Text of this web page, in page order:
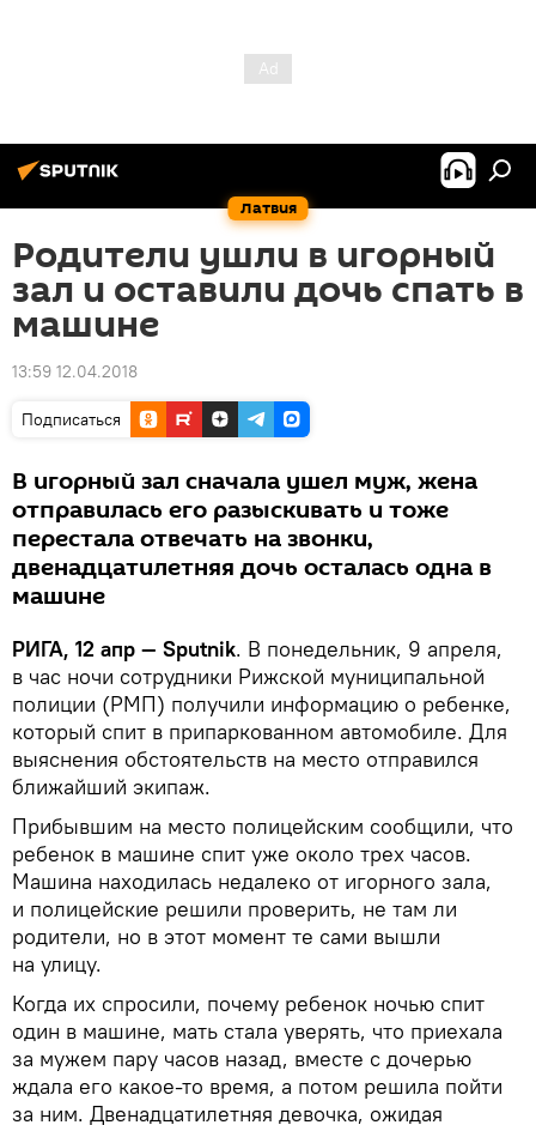
Латвия
Родители ушли в игорный
зал и оставили дочь спать в
машине
13:59 12.04.2018
Подписаться
В игорный зал сначала ушел муж, жена
отправилась его разыскивать и тоже
перестала отвечать на звонки,
двенадцатилетняя дочь осталась одна в
машине
РИГА, 12 апр — Sputnik. В понедельник, 9 апреля,
в час ночи сотрудники Рижской муниципальной
полиции (РМП) получили информацию о ребенке,
который спит в припаркованном автомобиле. Для
выяснения обстоятельств на место отправился
ближайший экипаж.
Прибывшим на место полицейским сообщили, что
ребенок в машине спит уже около трех часов.
Машина находилась недалеко от игорного зала,
и полицейские решили проверить, не там ли
родители, но в этот момент те сами вышли
на улицу.
Когда их спросили, почему ребенок ночью спит
один в машине, мать стала уверять, что приехала
за мужем пару часов назад, вместе с дочерью
ждала его какое-то время, а потом решила пойти
за ним. Двенадцатилетняя девочка, ожидая